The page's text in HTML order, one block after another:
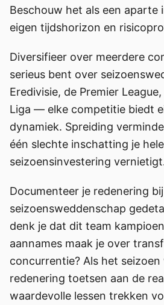
Beschouw het als een aparte
eigen tijdshorizon en
Diversifieer over meerdere
serieus bent over
Eredivisie, de Premier
Liga — elke competitie biedt
dynamiek. Spreiding
één slechte inschatting je hele
seizoensinvestering
Documenteer je redenering
seizoensweddenschap
denk je dat dit team
aannames maak je over
concurrentie? Als het
redenering toetsen aan de
waardevolle lessen trekken